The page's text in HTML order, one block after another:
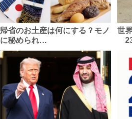
帰省のお土産は何にする？モノ
に秘められ…
世